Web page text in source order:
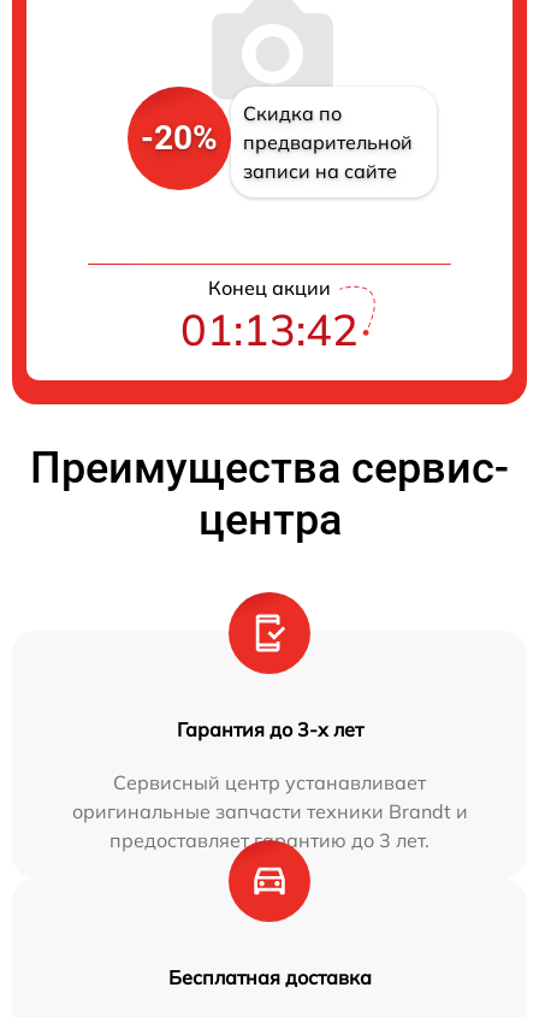
-20%
Скидка по
предварительной
записи на сайте
Конец акции
01:13:42
Преимущества сервис-
центра
Гарантия до 3-х лет
Сервисный центр устанавливает
оригинальные запчасти техники Brandt и
предоставляет гарантию до 3 лет.
Бесплатная доставка